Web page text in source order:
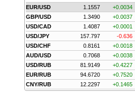
EUR/USD 1.1557 +0.0034
GBP/USD
1.3490 +0.0037
USD/CAD
1.4087 +0.0001
USD/JPY
157.797 -0.636
USD/CHF
0.8161 +0.0018
AUD/USD
0.7068 +0.0038
USD/RUB
81.9149 +0.4227
EUR/RUB
94.6720 +0.7520
CNY/RUB
12.2297 +0.1465